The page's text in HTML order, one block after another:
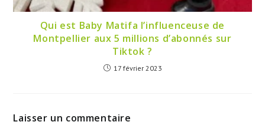
Qui est Baby Matifa l’influenceuse de
Montpellier aux 5 millions d’abonnés sur
Tiktok ?
17 février 2023
Laisser un commentaire